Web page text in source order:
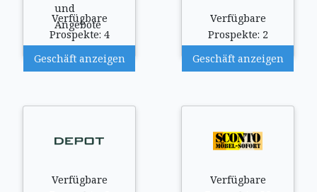
Verfügbare
Prospekte: 4
Geschäft anzeigen
Verfügbare
Prospekte: 2
Geschäft anzeigen
Verfügbare
Verfügbare